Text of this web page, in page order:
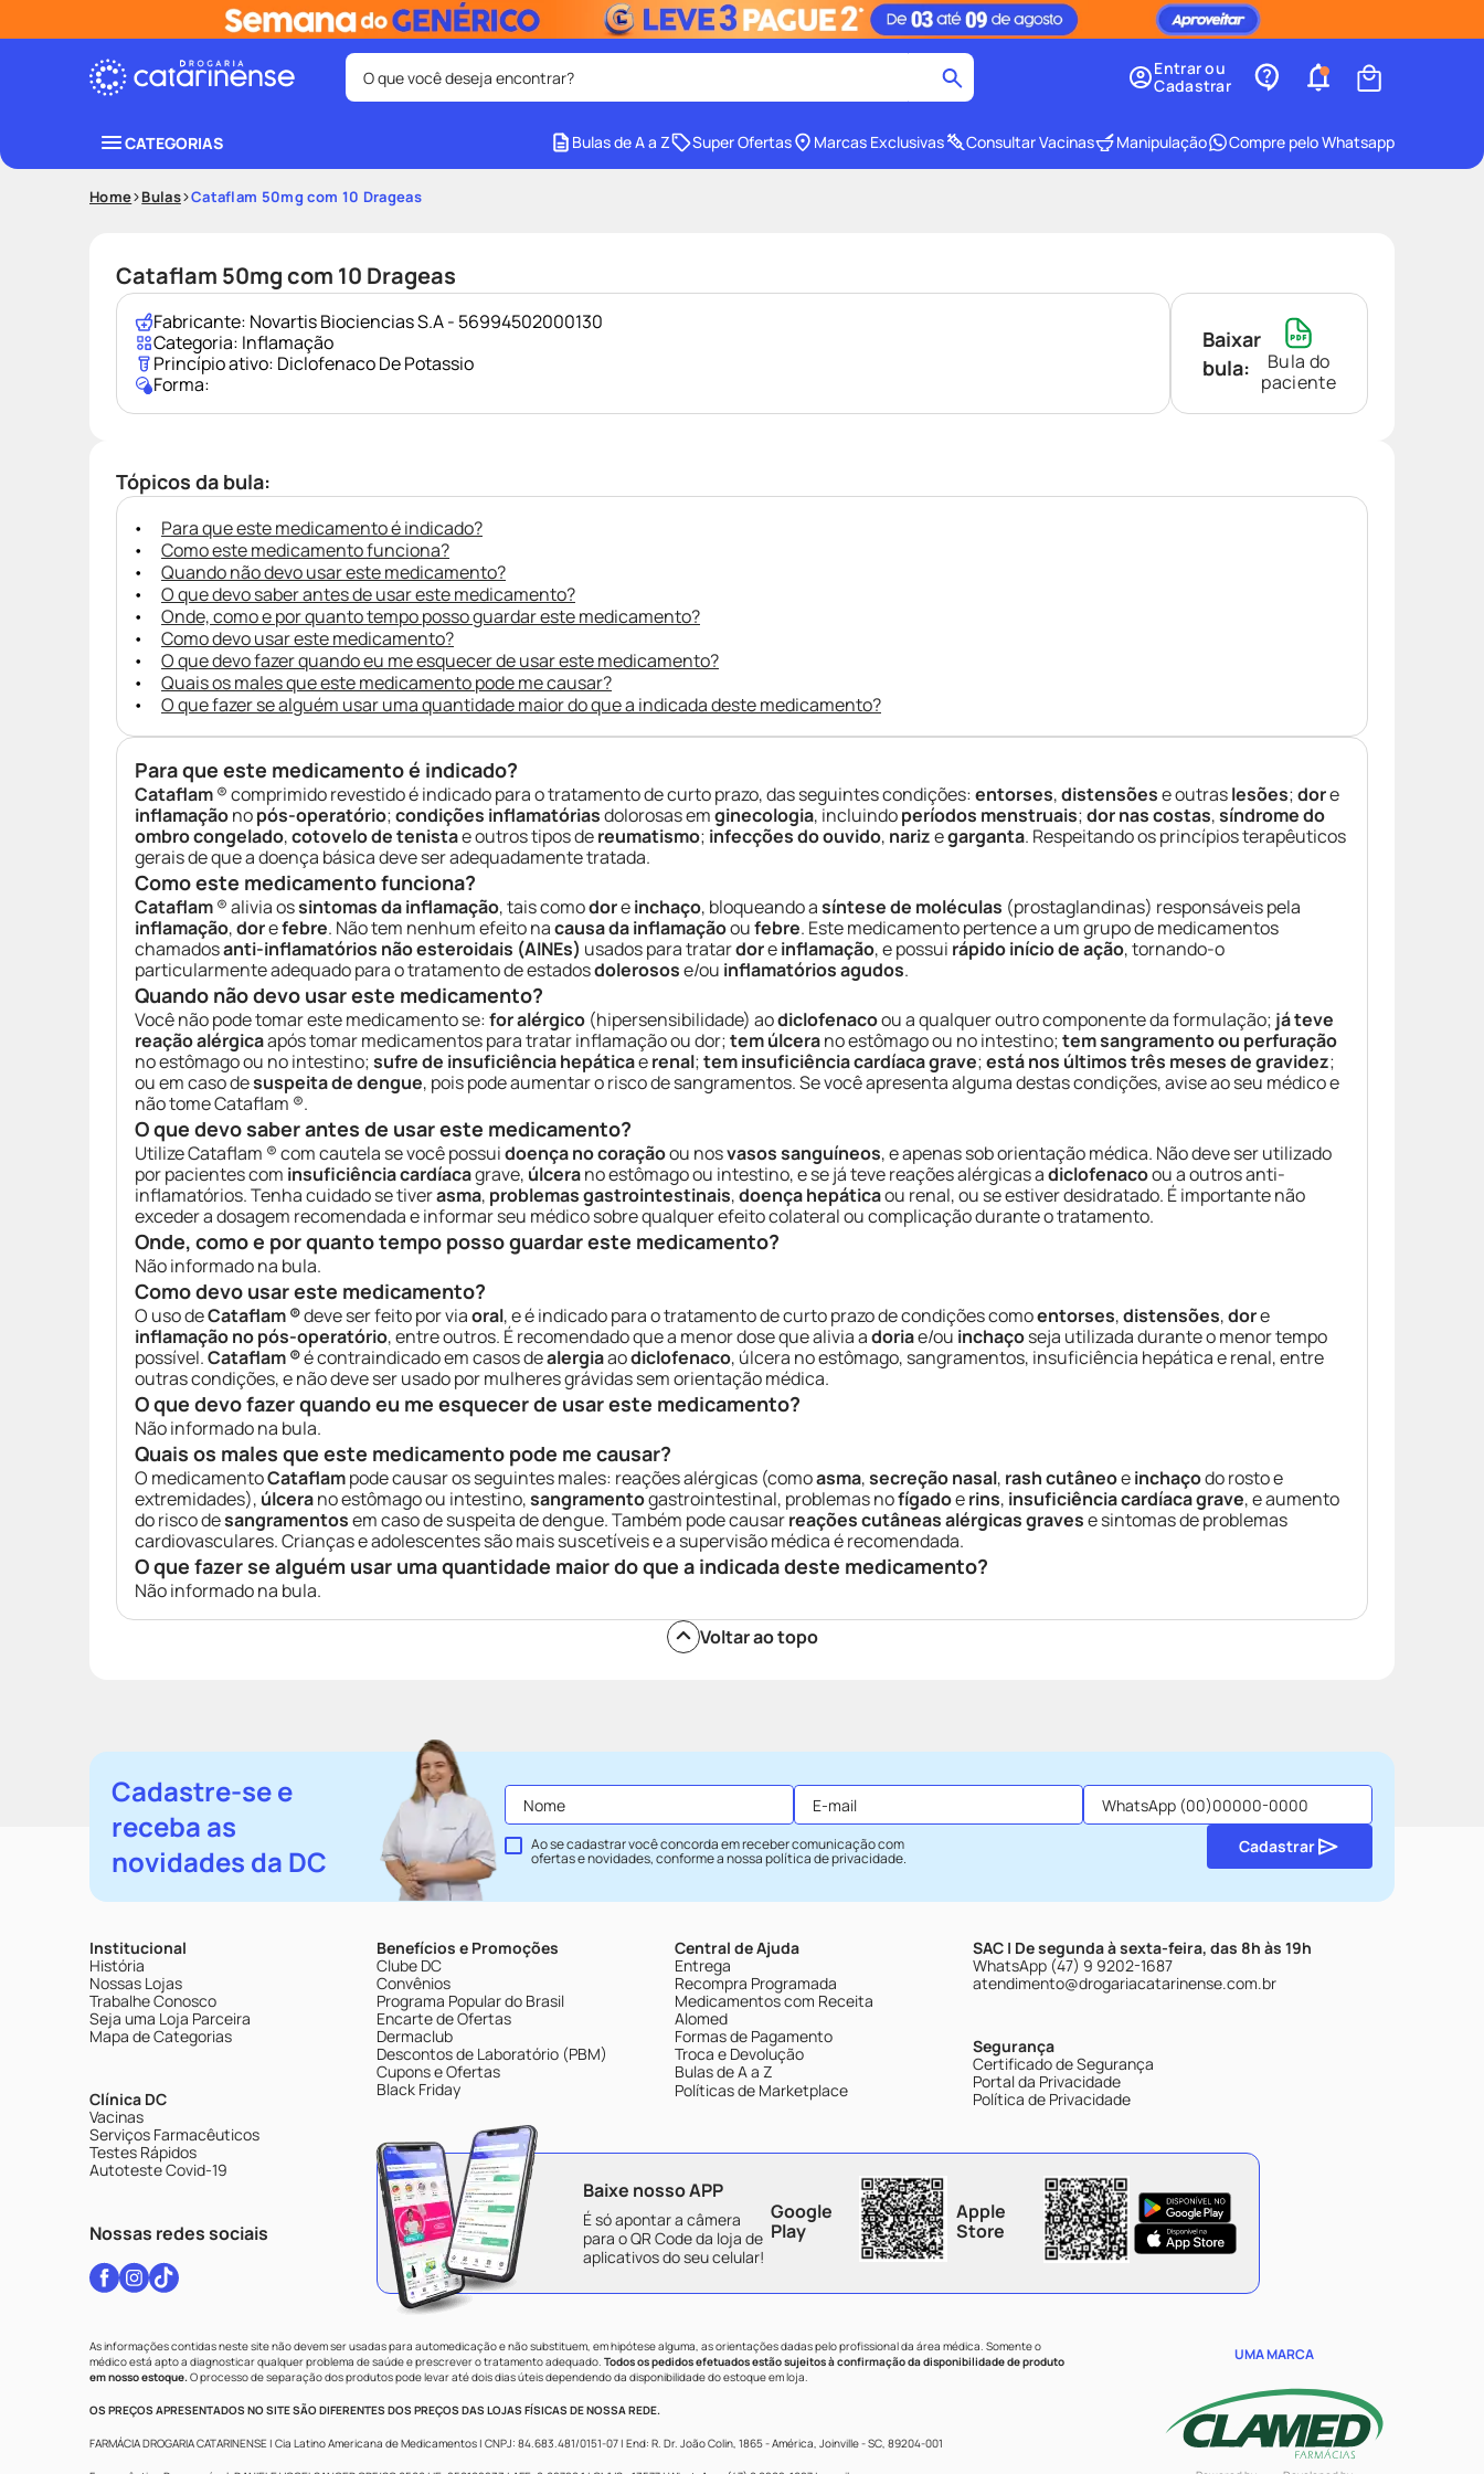
O que você deseja encontrar?
3º fralda
7º mounjaro 8º ozivy
Entrar ou
Cadastrar
CATEGORIAS Bulas de A a Z Super Ofertas Marcas Exclusivas Consultar Vacinas Manipulação Compre pelo Whatsapp
Home Bulas Cataflam 50mg com 10 Drageas
Cataflam 50mg com 10 Drageas
Fabricante: Novartis Biociencias S.A - 56994502000130
Categoria: Inflamação
Princípio ativo: Diclofenaco De Potassio
Forma:
Baixar
bula:
Bula do
paciente
Tópicos da bula:
Para que este medicamento é indicado?
Como este medicamento funciona?
Quando não devo usar este medicamento?
O que devo saber antes de usar este medicamento?
Onde, como e por quanto tempo posso guardar este medicamento?
Como devo usar este medicamento?
O que devo fazer quando eu me esquecer de usar este medicamento?
Quais os males que este medicamento pode me causar?
O que fazer se alguém usar uma quantidade maior do que a indicada deste medicamento?
Para que este medicamento é indicado?
Cataflam® comprimido revestido é indicado para o tratamento de curto prazo, das seguintes condições:entorses,distensõese outraslesões;dore
inflamaçãonopós-operatório;condições inflamatóriasdolorosas emginecologia, incluindoperíodos menstruais;dor nas costas,síndrome do
ombro congelado,cotovelo de tenistae outros tipos dereumatismo; infecções do ouvido, narizegarganta. Respeitando os princípios terapêuticos
gerais de que a doença básica deve ser adequadamente tratada.
Como este medicamento funciona?
Cataflam® alivia ossintomas da inflamação, tais comodoreinchaço, bloqueando asíntese de moléculas (prostaglandinas) responsáveis pela
inflamação,dorefebre. Não tem nenhum efeito nacausa da inflamaçãooufebre. Este medicamento pertence a um grupo de medicamentos
chamadosanti-inflamatórios não esteroidais (AINEs) usados para tratardoreinflamação, e possui rápido início de ação, tornando-o
particularmente adequado para o tratamento de estadosdolerosose/ou inflamatórios agudos.
Quando não devo usar este medicamento?
Você não pode tomar este medicamento se:for alérgico (hipersensibilidade) aodiclofenacoou a qualquer outro componente da formulação; já teve
reação alérgicaapós tomar medicamentos para tratar inflamação ou dor;tem úlcerano estômago ou no intestino;tem sangramento ou perfuração
no estômago ou no intestino;sufre de insuficiência hepáticaerenal;tem insuficiência cardíaca grave;está nos últimos três meses de gravidez;
ou em caso desuspeita de dengue, pois pode aumentar o risco de sangramentos. Se você apresenta alguma destas condições, avise ao seu médico e
não tome Cataflam ®.
O que devo saber antes de usar este medicamento?
Utilize Cataflam ® com cautela se você possuidoença no coraçãoou nosvasos sanguíneos, e apenas sob orientação médica. Não deve ser utilizado
por pacientes com insuficiência cardíacagrave, úlcerano estômago ou intestino, e se já teve reações alérgicas adiclofenacoou a outros anti-
inflamatórios. Tenha cuidado se tiverasma, problemas gastrointestinais,doença hepáticaou renal, ou se estiver desidratado. É importante não
exceder a dosagem recomendada e informar seu médico sobre qualquer efeito colateral ou complicação durante o tratamento.
Onde, como e por quanto tempo posso guardar este medicamento?
Não informado na bula.
Como devo usar este medicamento?
O uso deCataflam ®deve ser feito por viaoral, e é indicado para o tratamento de curto prazo de condições comoentorses,distensões,dore
inflamação no pós-operatório, entre outros. É recomendado que a menor dose que alivia adoriae/ou inchaçoseja utilizada durante o menor tempo
possível.Cataflam ®é contraindicado em casos dealergiaaodiclofenaco, úlcera no estômago, sangramentos, insuficiência hepática e renal, entre
outras condições, e não deve ser usado por mulheres grávidas sem orientação médica.
O que devo fazer quando eu me esquecer de usar este medicamento?
Não informado na bula.
Quais os males que este medicamento pode me causar?
O medicamentoCataflampode causar os seguintes males: reações alérgicas (comoasma,secreção nasal, rash cutâneoeinchaçodo rosto e
extremidades), úlcerano estômago ou intestino,sangramentogastrointestinal, problemas nofígadoerins, insuficiência cardíaca grave, e aumento
do risco desangramentosem caso de suspeita de dengue. Também pode causarreações cutâneas alérgicas gravese sintomas de problemas
cardiovasculares. Crianças e adolescentes são mais suscetíveis e a supervisão médica é recomendada.
O que fazer se alguém usar uma quantidade maior do que a indicada deste medicamento?
Não informado na bula.
Voltar ao topo
Cadastre-se e
receba as
novidades da DC
Ao se cadastrar você concorda em receber comunicação com
ofertas e novidades, conforme a nossapolítica de privacidade.
Cadastrar
Institucional
História
Nossas Lojas
Trabalhe Conosco
Seja uma Loja Parceira
Mapa de Categorias
Clínica DC
Vacinas
Serviços Farmacêuticos
Testes Rápidos
Autoteste Covid-19
Nossas redes sociais
Benefícios e Promoções
Clube DC
Convênios
Programa Popular do Brasil
Encarte de Ofertas
Dermaclub
Descontos de Laboratório (PBM)
Cupons e Ofertas
Black Friday
Central de Ajuda
Entrega
Recompra Programada
Medicamentos com Receita
Alomed
Formas de Pagamento
Troca e Devolução
Bulas de A a Z
Políticas de Marketplace
SAC | De segunda à sexta-feira, das 8h às 19h
WhatsApp (47) 9 9202-1687
atendimento@drogariacatarinense.com.br
Segurança
Certificado de Segurança
Portal da Privacidade
Política de Privacidade
Baixe nosso APP
É só apontar a câmera
para o QR Code da loja de
aplicativos do seu celular!
Google
Play
Apple
Store
As informações contidas neste site não devem ser usadas para automedicação e não substituem, em hipótese alguma, as orientações dadas pelo profissional da área médica. Somente o
médico está apto a diagnosticar qualquer problema de saúde e prescrever o tratamento adequado. Todos os pedidos efetuados estão sujeitos à confirmação da disponibilidade de produto
em nosso estoque.O processo de separação dos produtos pode levar até dois dias úteis dependendo da disponibilidade do estoque em loja.
OS PREÇOS APRESENTADOS NO SITE SÃO DIFERENTES DOS PREÇOS DAS LOJAS FÍSICAS DE NOSSA REDE.
FARMÁCIA DROGARIA CATARINENSE | Cia Latino Americana de Medicamentos | CNPJ: 84.683.481/0151-07 | End: R. Dr. João Colin, 1865 - América, Joinville - SC, 89204-001
UMA MARCA